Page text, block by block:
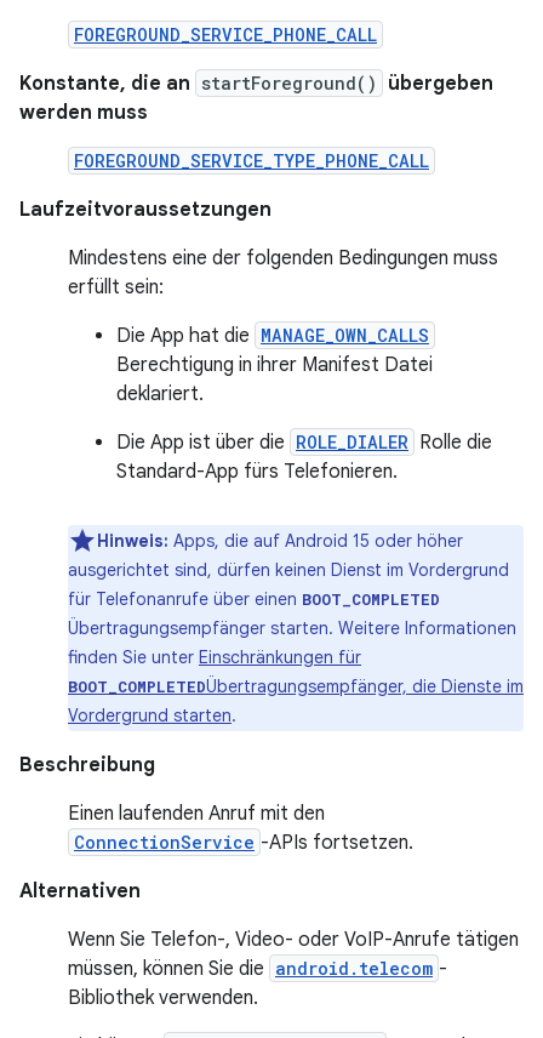
FOREGROUND_SERVICE_PHONE_CALL
Konstante, die an startForeground()
übergeben
werden muss
FOREGROUND_SERVICE_TYPE_PHONE_CALL
Laufzeitvoraussetzungen
Mindestens eine der folgenden Bedingungen muss
erfüllt sein:
Die App hat die MANAGE_OWN_CALLS
Berechtigung in ihrer Manifest Datei
deklariert.
Die App ist über die ROLE_DIALER Rolle die
Standard-App fürs Telefonieren.
Hinweis: Apps, die auf Android 15 oder höher
ausgerichtet sind, dürfen keinen Dienst im Vordergrund
für Telefonanrufe über einen BOOT_COMPLETED
Übertragungsempfänger starten. Weitere Informationen
finden Sie unter Einschränkungen für
BOOT_COMPLETEDÜbertragungsempfänger, die Dienste im
Vordergrund starten.
Beschreibung
Einen laufenden Anruf mit den
ConnectionService -APIs fortsetzen.
Alternativen
Wenn Sie Telefon-, Video- oder VoIP-Anrufe tätigen
müssen, können Sie die android.telecom -
Bibliothek verwenden.